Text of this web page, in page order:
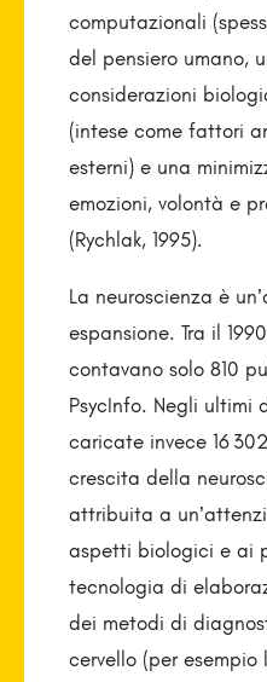
computazionali
del pensiero umano,
considerazioni
(intese come fattori
esterni) e una
emozioni, volontà e
(Rychlak, 1995).
La neuroscienza è
espansione. Tra il
contavano solo 810
PsycInfo. Negli ultimi
caricate invece 16
crescita della
attribuita a
aspetti biologici e ai
tecnologia di
dei metodi di
cervello (per esempio